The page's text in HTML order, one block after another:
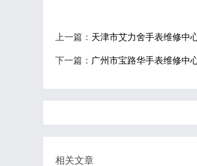
上一篇： 天津市艾力舍手表维修中
下一篇： 广州市宝路华手表维修中
相关文章